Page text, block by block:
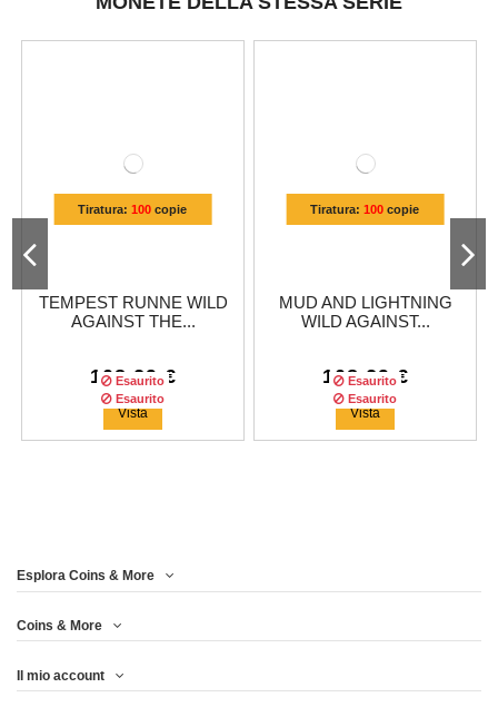
Tiratura:100 copie
TEMPEST RUNNE WILD
AGAINST THE...
108,29 €
Esaurito
Vista
Tiratura:100 copie
MUD AND LIGHTNING
WILD AGAINST...
108,29 €
Esaurito
Vista
Tiratura:
Esaurito Esaurito
Esplora Coins & More
Coins & More
Il mio account